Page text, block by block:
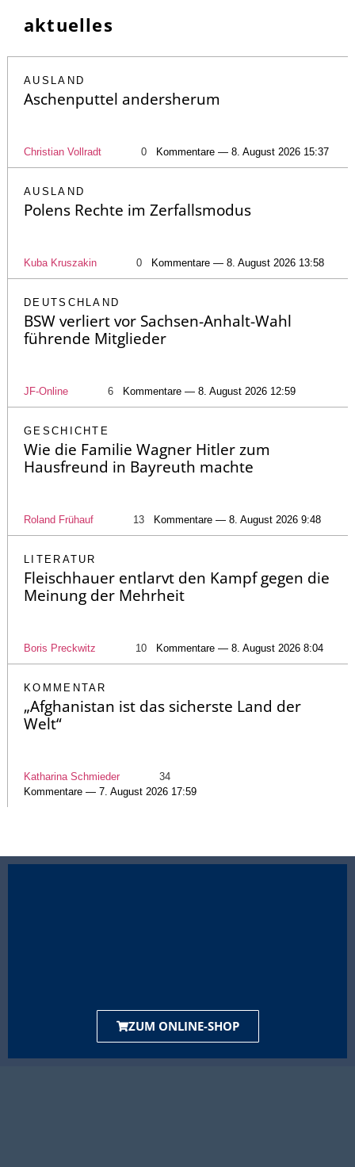
aktuelles
AUSLAND
Aschenputtel andersherum
Christian Vollradt 0 Kommentare — 8. August 2026 15:37
AUSLAND
Polens Rechte im Zerfallsmodus
Kuba Kruszakin 0 Kommentare — 8. August 2026 13:58
DEUTSCHLAND
BSW verliert vor Sachsen-Anhalt-Wahl
führende Mitglieder
JF-Online 6 Kommentare — 8. August 2026 12:59
GESCHICHTE
Wie die Familie Wagner Hitler zum
Hausfreund in Bayreuth machte
Roland Frühauf 13 Kommentare — 8. August 2026 9:48
LITERATUR
Fleischhauer entlarvt den Kampf gegen die
Meinung der Mehrheit
Boris Preckwitz 10 Kommentare — 8. August 2026 8:04
KOMMENTAR
„Afghanistan ist das sicherste Land der
Welt“
Katharina Schmieder
34
Kommentare — 7. August 2026 17:59
ZUM ONLINE-SHOP